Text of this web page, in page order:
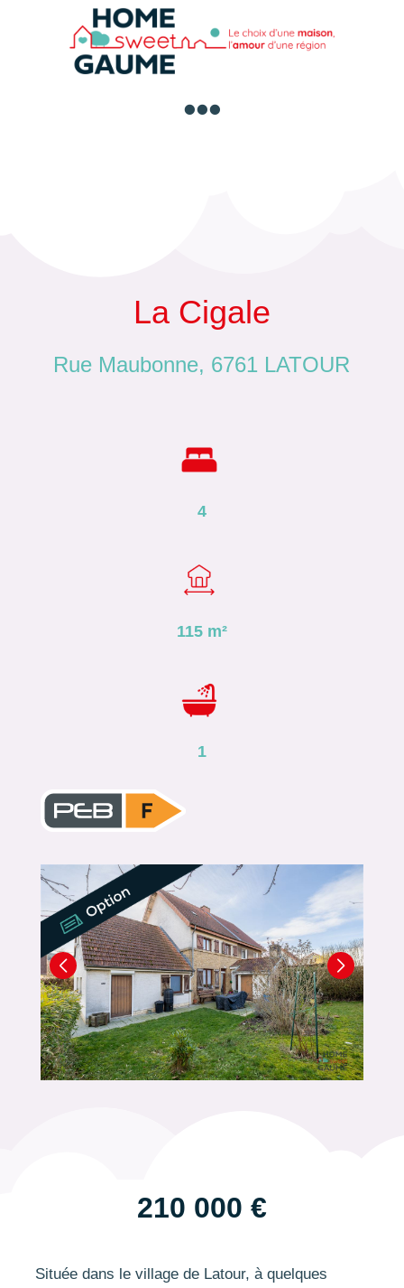

La Cigale
Rue Maubonne, 6761 LATOUR
4
115 m²
1
210 000 €
Située dans le village de Latour, à quelques